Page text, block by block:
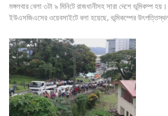
মঙ্গলবার বেলা ৩টা ৯ মিনিটে রাজধানীসহ সারা দেশে ভূমিকম্প
ইউএসজিএসের ওয়েবসাইটে বলা হয়েছে, ভূমিকম্পের